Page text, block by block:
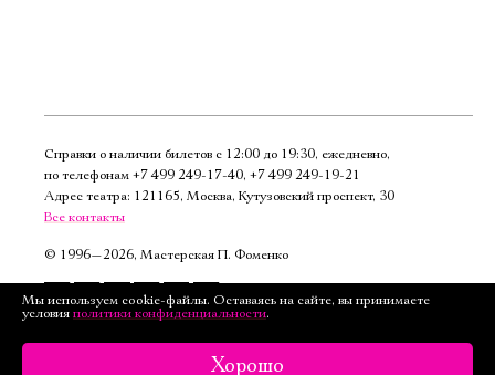
Справки о наличии билетов с 12:00 до 19:30, ежедневно,
по телефонам +7 499 249‑17‑40, +7 499 249‑19‑21
Адрес театра: 121165, Москва, Кутузовский проспект, 30
Все контакты
© 1996—2026, Мастерская П. Фоменко
Подписаться
Мы используем cookie-файлы. Оставаясь на сайте, вы принимаете
условия политики конфиденциальности.
Хорошо